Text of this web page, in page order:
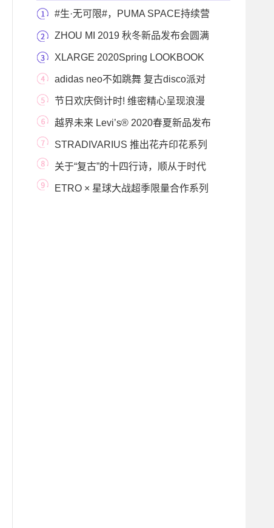
#生·无可限#，PUMA SPACE持续营
业 彪马太空舱成功
ZHOU MI 2019 秋冬新品发布会圆满
落幕XLARGE 2020Spring LOOKBOOK
Part1.释出
adidas neo不如跳舞 复古disco派对
节日欢庆倒计时! 维密精心呈现浪漫
送礼清单
越界未来 Levi’s® 2020春夏新品发布
会 STRADIVARIUS 推出花卉印花系列
花朵和色彩占据夏日
关于“复古”的十四行诗，顺从于时代
的色彩裹ETRO × 星球大战超季限量合作系列